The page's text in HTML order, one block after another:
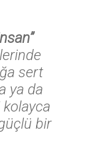
sert
ya da
bir